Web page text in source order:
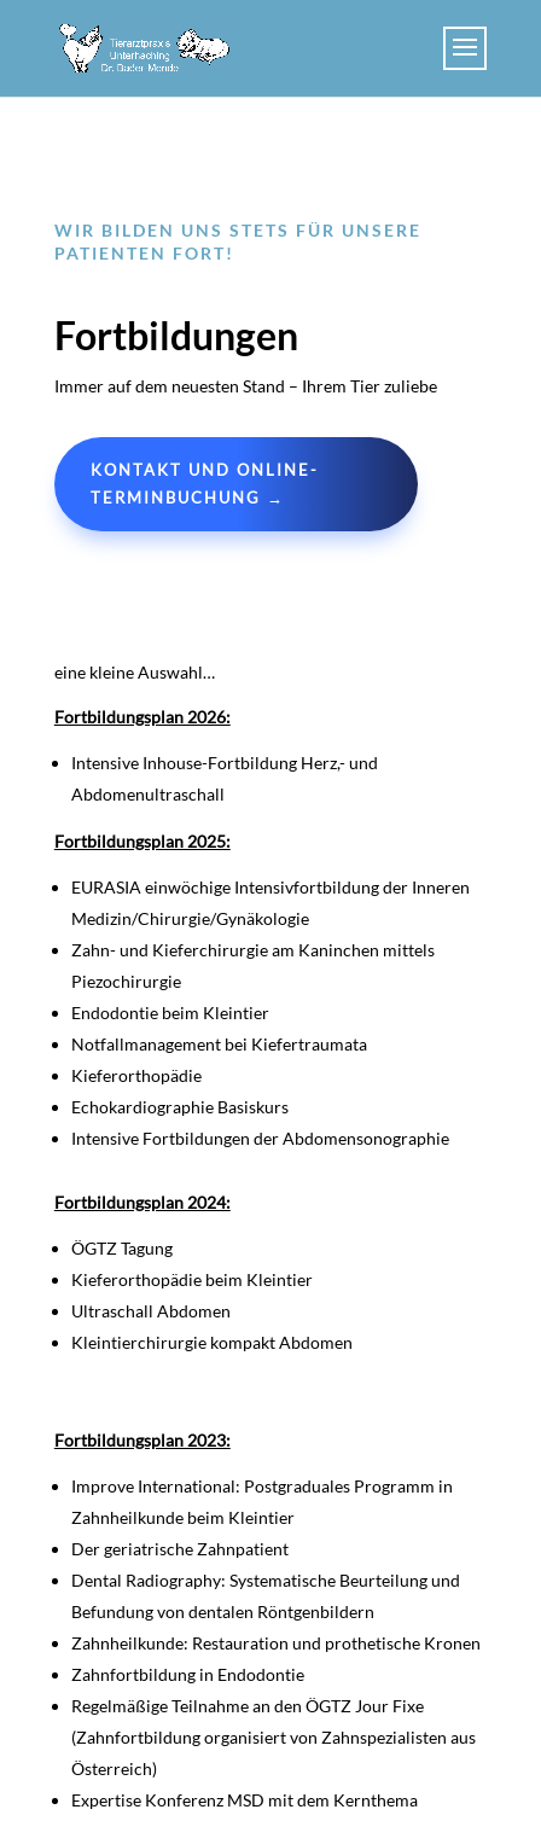
WIR BILDEN UNS STETS FÜR UNSERE
PATIENTEN FORT!
Fortbildungen
Immer auf dem neuesten Stand – Ihrem Tier zuliebe
KONTAKT UND ONLINE-
TERMINBUCHUNG →
eine kleine Auswahl…
Fortbildungsplan 2026:
Intensive Inhouse-Fortbildung Herz,- und
Abdomenultraschall
Fortbildungsplan 2025:
EURASIA einwöchige Intensivfortbildung der Inneren
Medizin/Chirurgie/Gynäkologie
Zahn- und Kieferchirurgie am Kaninchen mittels
Piezochirurgie
Endodontie beim Kleintier
Notfallmanagement bei Kiefertraumata
Kieferorthopädie
Echokardiographie Basiskurs
Intensive Fortbildungen der Abdomensonographie
Fortbildungsplan 2024:
ÖGTZ Tagung
Kieferorthopädie beim Kleintier
Ultraschall Abdomen
Kleintierchirurgie kompakt Abdomen
Fortbildungsplan 2023:
Improve International: Postgraduales Programm in
Zahnheilkunde beim Kleintier
Der geriatrische Zahnpatient
Dental Radiography: Systematische Beurteilung und
Befundung von dentalen Röntgenbildern
Zahnheilkunde: Restauration und prothetische Kronen
Zahnfortbildung in Endodontie
Regelmäßige Teilnahme an den ÖGTZ Jour Fixe
(Zahnfortbildung organisiert von Zahnspezialisten aus
Österreich)
Expertise Konferenz MSD mit dem Kernthema